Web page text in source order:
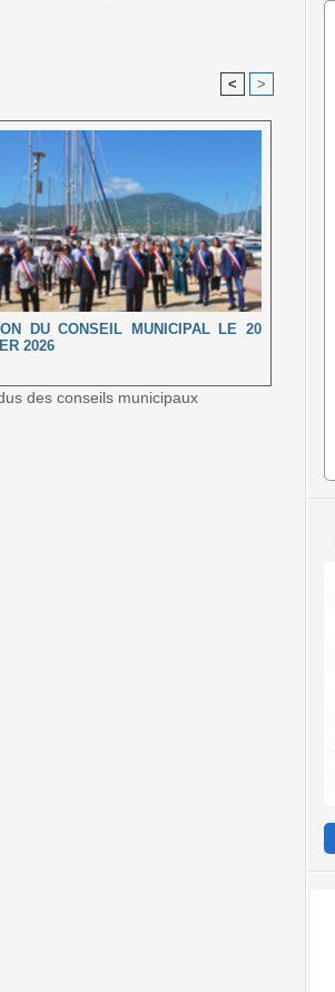
< >
DU CONSEIL MUNICIPAL LE 20
2026
des conseils municipaux